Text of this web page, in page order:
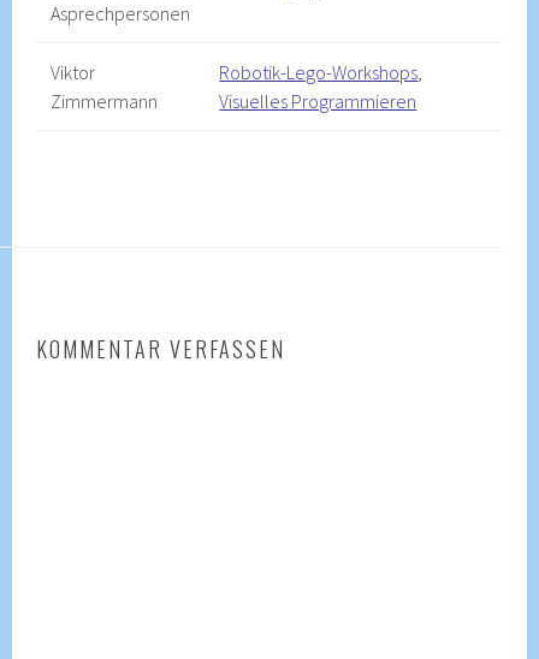
Asprechpersonen
Viktor
Zimmermann
Robotik-Lego-Workshops,
Visuelles Programmieren
KOMMENTAR VERFASSEN